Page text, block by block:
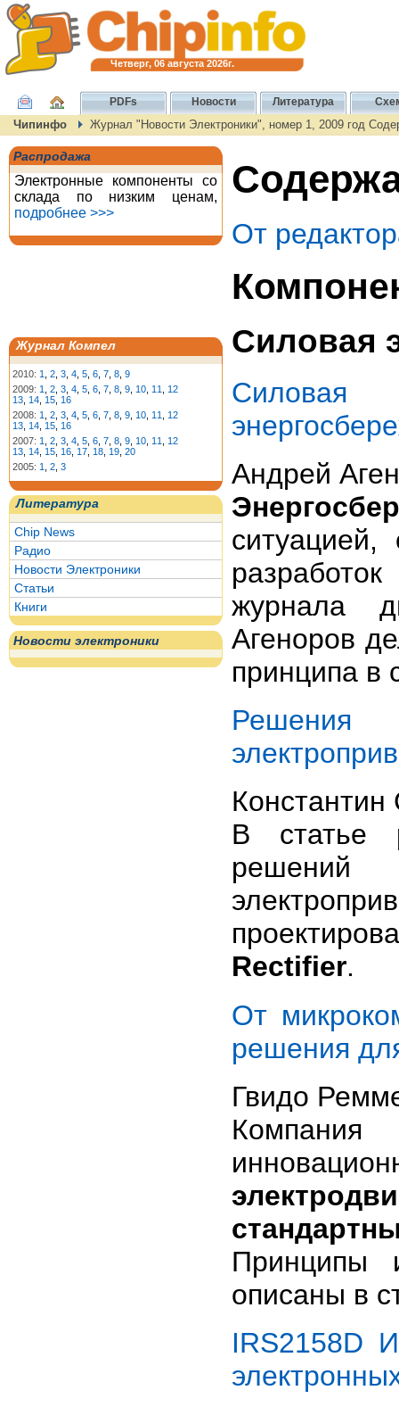
Четверг, 06 августа 2026г.
PDFs Новости Литература
Чипинфо Журнал "Новости Электроники", номер 1, 2009 год
Распродажа
Электронные компоненты со
склада по низким ценам,
подробнее >>>
Журнал Компел
2010: 1 2 3 4 5 6 7 8 9
2009: 1 2 3 4 5 6 7 8 9 10 11
12
13 14 15 16
2008: 1 2 3 4 5 6 7 8 9 10 11
12
13 14 15 16
2007: 1 2 3 4 5 6 7 8 9 10 11
12
13 14 15 16 17 18 19 20
2005: 1 2 3
Литература
Chip News
Радио
Новости Электроники
Статьи
Книги
Новости электроники
От
Силовая
Андрей
ситуацией,
журнала
Агеноров
принципа в
Решения
В статье
решений
Rectifier.
От
решения
Гвидо
Принципы
описаны в
IRS2158D